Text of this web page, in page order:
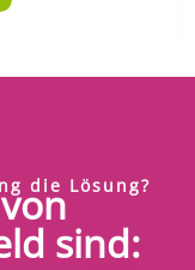
die Lösung?
sind: